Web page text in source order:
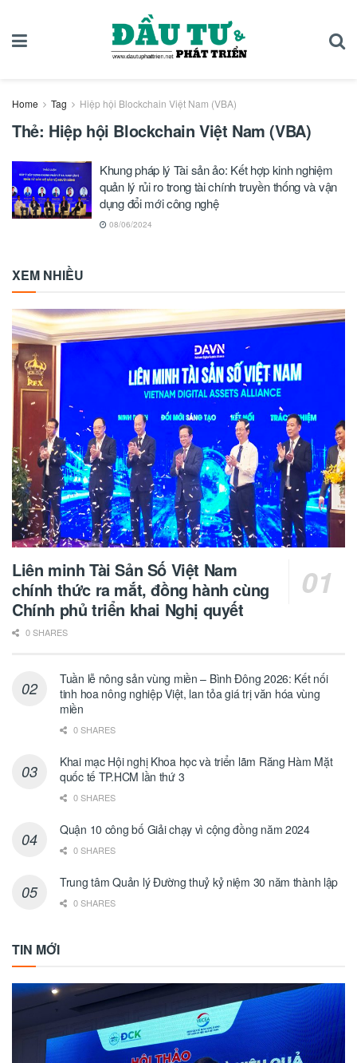
Home Tag Hiệp hội Blockchain Việt Nam (VBA)
Thẻ: Hiệp hội Blockchain Việt Nam (VBA)
Khung pháp lý Tài sản ảo: Kết hợp kinh nghiệm
quản lý rủi ro trong tài chính truyền thống và vận
dụng đổi mới công nghệ
08/06/2024
XEM NHIỀU
Liên minh Tài Sản Số Việt Nam
chính thức ra mắt, đồng hành cùng
Chính phủ triển khai Nghị quyết
0 SHARES
Tuần lễ nông sản vùng miền – Bình Đông 2026: Kết nối
tinh hoa nông nghiệp Việt, lan tỏa giá trị văn hóa vùng
miền
0 SHARES
Khai mạc Hội nghị Khoa học và triển lãm Răng Hàm Mặt
quốc tế TP.HCM lần thứ 3
0 SHARES
Quận 10 công bố Giải chạy vì cộng đồng năm 2024
0 SHARES
Trung tâm Quản lý Đường thuỷ kỷ niệm 30 năm thành lập
0 SHARES
TIN MỚI